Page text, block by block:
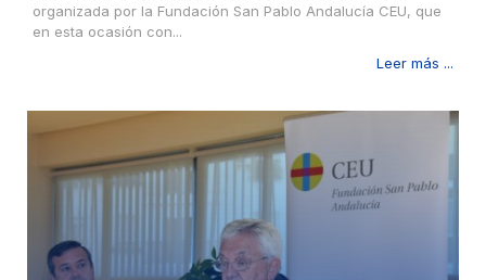
organizada por la Fundación San Pablo Andalucía CEU, que
en esta ocasión con...
Leer más ...